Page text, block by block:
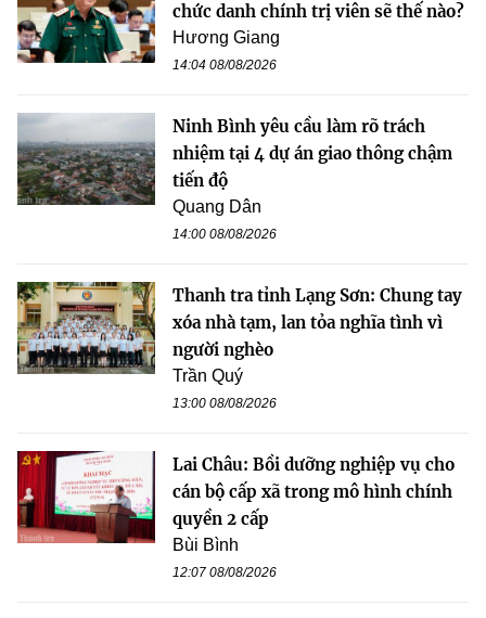
chức danh chính trị viên sẽ thế nào?
Hương Giang
14:04 08/08/2026
Ninh Bình yêu cầu làm rõ trách
nhiệm tại 4 dự án giao thông chậm
tiến độ
Quang Dân
14:00 08/08/2026
Thanh tra tỉnh Lạng Sơn: Chung tay
xóa nhà tạm, lan tỏa nghĩa tình vì
người nghèo
Trần Quý
13:00 08/08/2026
Lai Châu: Bồi dưỡng nghiệp vụ cho
cán bộ cấp xã trong mô hình chính
quyền 2 cấp
Bùi Bình
12:07 08/08/2026